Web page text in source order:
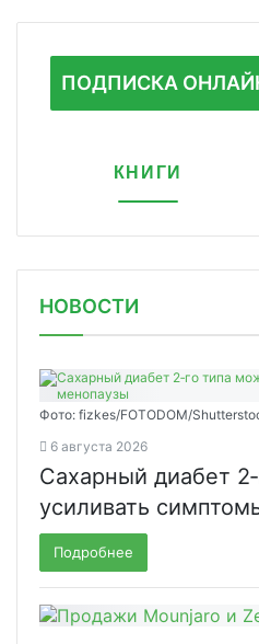
ПОДПИСКА
КНИГИ
НОВОСТИ
Фото: fizkes/FOTODOM/
6 августа 2026
Сахарный диабет
усиливать
Подробнее